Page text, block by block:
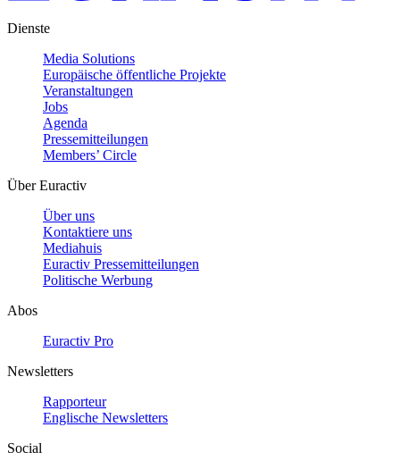
Dienste
Media Solutions
Europäische öffentliche Projekte
Veranstaltungen
Jobs
Agenda
Pressemitteilungen
Members’ Circle
Über Euractiv
Über uns
Kontaktiere uns
Mediahuis
Euractiv Pressemitteilungen
Politische Werbung
Abos
Euractiv Pro
Newsletters
Rapporteur
Englische Newsletters
Social